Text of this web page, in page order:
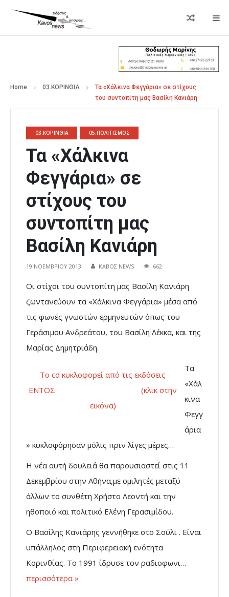
Home 03.ΚΟΡΙΝΘΙΑ
Τα «Χάλκινα Φεγγάρια» σε στίχους
του συντοπίτη μας Βασίλη Κανιάρη
03.ΚΟΡΙΝΘΙΑ 05.ΠΟΛΙΤΙΣΜΟΣ
Τα «Χάλκινα
Φεγγάρια» σε
στίχους του
συντοπίτη μας
Βασίλη Κανιάρη
19 ΝΟΕΜΒΡΊΟΥ 2013 ΚΑΒΟΣ NEWS 662
Οι στίχοι του συντοπίτη μας Βασίλη Κανιάρη
ζωντανεύουν τα «Χάλκινα Φεγγάρια» μέσα από
τις φωνές γνωστών ερμηνευτών όπως του
Γεράσιμου Ανδρεάτου, του Βασίλη Λέκκα, και της
Μαρίας Δημητριάδη.
Το cd κυκλοφορεί από τις εκδόσεις
ΕΝΤΟΣ (κλικ στην
εικόνα)
Τα
«Χάλ
κινα
Φεγγ
άρια
» κυκλοφόρησαν μόλις πριν λίγες μέρες…
Η νέα αυτή δουλειά θα παρουσιαστεί στις 11
Δεκεμβρίου στην Αθήνα,με ομιλητές μεταξύ
άλλων το συνθέτη Χρήστο Λεοντή και την
ηθοποιό και πολιτικό Ελένη Γερασιμίδου.
Ο Βασίλης Κανιάρης γεννήθηκε στο Σούλι . Είναι
υπάλληλος στη Περιφερειακή ενότητα
Κορινθίας. Το 1991 ίδρυσε τον ραδιοφωνι…
περισσότερα »